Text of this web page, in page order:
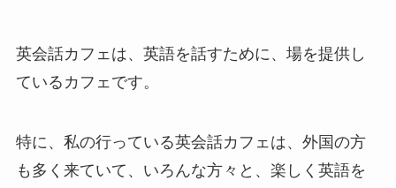
英会話カフェは、英語を話すために、場を提供し
ているカフェです。
特に、私の行っている英会話カフェは、外国の方
も多く来ていて、いろんな方々と、楽しく英語を